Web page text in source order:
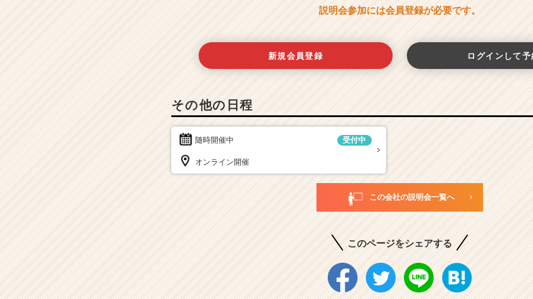
説明会参加には会員登録が必要です。
新規会員登録 ログインして
その他の日程
随時開催中 受付中
オンライン開催
この会社の説明会一覧へ
このページをシェアする